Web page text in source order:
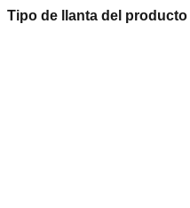
Tipo de llanta del producto